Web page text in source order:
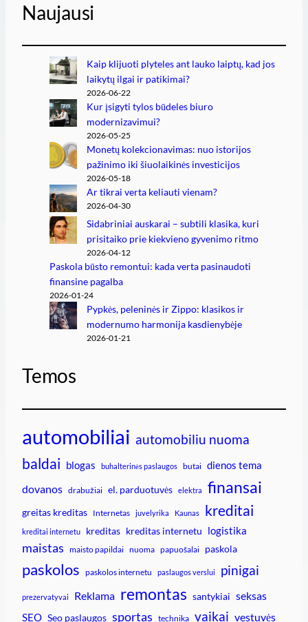
Naujausi
Kaip klijuoti plyteles ant lauko laiptų, kad jos
laikytų ilgai ir patikimai?
2026-06-22
Kur įsigyti tylos būdeles biuro
modernizavimui?
2026-05-25
Monetų kolekcionavimas: nuo istorijos
pažinimo iki šiuolaikinės investicijos
2026-05-18
Ar tikrai verta keliauti vienam?
2026-04-30
Sidabriniai auskarai – subtili klasika, kuri
prisitaiko prie kiekvieno gyvenimo ritmo
2026-04-12
Paskola būsto remontui: kada verta pasinaudoti
finansine pagalba
2026-01-24
Pypkės, peleninės ir Zippo: klasikos ir
modernumo harmonija kasdienybėje
2026-01-21
Temos
automobiliai automobiliu nuoma
baldai blogas buhalterinės paslaugos butai dienos tema
dovanos drabužiai el. parduotuvės elektra finansai
greitas kreditas Internetas juvelyrika Kaunas kreditai
kreditai internetu kreditas kreditas internetu logistika
maistas maisto papildai nuoma papuošalai paskola
paskolos paskolos internetu paslaugos verslui pinigai
prezervatyvai Reklama remontas santykiai seksas
SEO Seo paslaugos sportas technika vaikai vestuvės